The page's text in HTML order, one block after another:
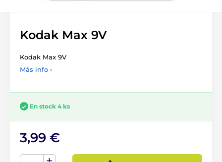
Kodak Max 9V
Kodak Max 9V
Más info ›
En stock 4 ks
3,99 €